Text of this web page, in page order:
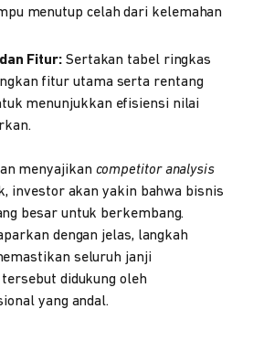
menutup celah dari kelemahan
Fitur: Sertakan tabel ringkas
fitur utama serta rentang
menunjukkan efisiensi nilai
menyajikan competitor analysis
investor akan yakin bahwa bisnis
besar untuk berkembang.
dengan jelas, langkah
seluruh janji
didukung oleh
yang andal.